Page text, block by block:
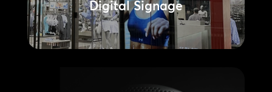
Digital Signage